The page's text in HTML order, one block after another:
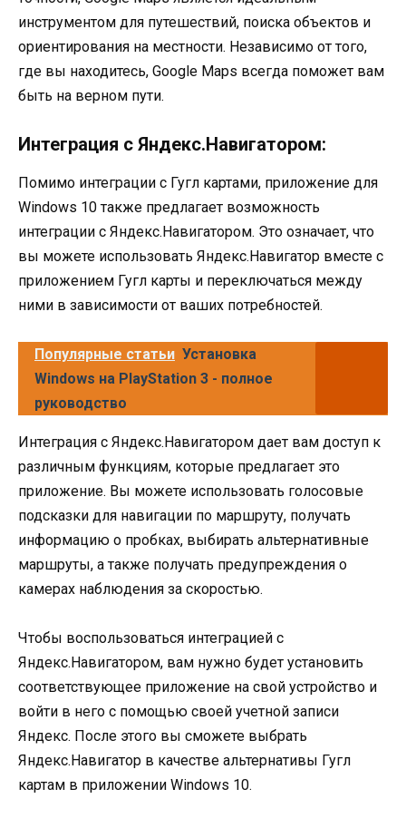
инструментом для путешествий, поиска объектов и
ориентирования на местности. Независимо от того,
где вы находитесь, Google Maps всегда поможет вам
быть на верном пути.
Интеграция с Яндекс.Навигатором:
Помимо интеграции с Гугл картами, приложение для
Windows 10 также предлагает возможность
интеграции с Яндекс.Навигатором. Это означает, что
вы можете использовать Яндекс.Навигатор вместе с
приложением Гугл карты и переключаться между
ними в зависимости от ваших потребностей.
Популярные статьи Установка
Windows на PlayStation 3 - полное
руководство
Интеграция с Яндекс.Навигатором дает вам доступ к
различным функциям, которые предлагает это
приложение. Вы можете использовать голосовые
подсказки для навигации по маршруту, получать
информацию о пробках, выбирать альтернативные
маршруты, а также получать предупреждения о
камерах наблюдения за скоростью.
Чтобы воспользоваться интеграцией с
Яндекс.Навигатором, вам нужно будет установить
соответствующее приложение на свой устройство и
войти в него с помощью своей учетной записи
Яндекс. После этого вы сможете выбрать
Яндекс.Навигатор в качестве альтернативы Гугл
картам в приложении Windows 10.